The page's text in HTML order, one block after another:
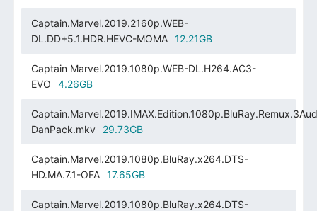
Captain.Marvel.2019.2160p.WEB-
DL.DD+5.1.HDR.HEVC-MOMA
12.21GB
Captain Marvel.2019.1080p.WEB-DL.H264.AC3-
EVO
4.26GB
DanPack.mkv
29.73GB
Captain.Marvel.2019.1080p.BluRay.x264.DTS-
HD.MA.7.1-OFA
17.65GB
Captain.Marvel.2019.1080p.BluRay.x264.DTS-